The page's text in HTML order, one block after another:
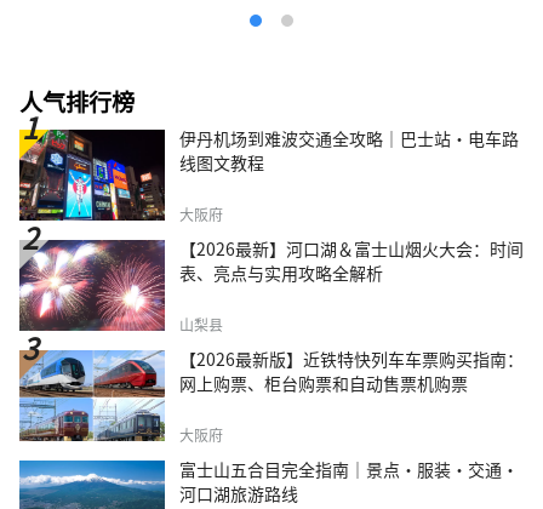
人气排行榜
伊丹机场到难波交通全攻略｜巴士站・电车路
线图文教程
大阪府
【2026最新】河口湖＆富士山烟火大会：时间
表、亮点与实用攻略全解析
山梨县
【2026最新版】近铁特快列车车票购买指南：
网上购票、柜台购票和自动售票机购票
大阪府
富士山五合目完全指南｜景点·服装·交通·
河口湖旅游路线